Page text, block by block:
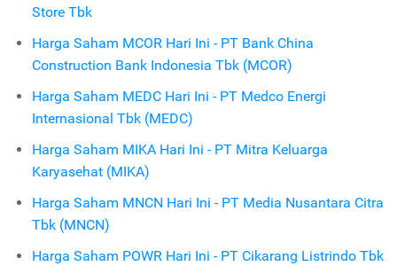
Store Tbk
Harga Saham MCOR Hari Ini - PT Bank China
Construction Bank Indonesia Tbk (MCOR)
Harga Saham MEDC Hari Ini - PT Medco Energi
Internasional Tbk (MEDC)
Harga Saham MIKA Hari Ini - PT Mitra Keluarga
Karyasehat (MIKA)
Harga Saham MNCN Hari Ini - PT Media Nusantara Citra
Tbk (MNCN)
Harga Saham POWR Hari Ini - PT Cikarang Listrindo Tbk